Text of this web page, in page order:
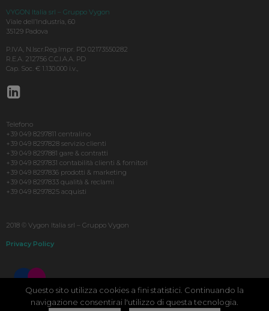
VYGON Italia srl – Gruppo Vygon
Viale dell’Industria, 60
35129 Padova
P.IVA, N.Iscr.Reg.Impr. PD 02173550282
R.E.A. 212756 C.C.I.A.A. PD
Cap. Soc. € 1.130.000 i.v.,
Telefono
+39 049 8297811 centralino
+39 049 8297828 servizio clienti
+39 049 8297881 gare & contratti
+39 049 8297831 contabilità clienti & fornitori
+39 049 8297836 prodotti & marketing
+39 049 8297833 qualità & reclami
+39 049 8297825 acquisti
2018 © Vygon Italia srl – Gruppo Vygon
Privacy Policy
Questo sito utilizza cookies a fini statistici. Continuando la
navigazione consentirai l'utilizzo di questa tecnologia.